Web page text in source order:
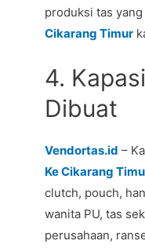
produksi tas
Cikarang Timur
4.
Dibuat
Vendortas.id –
Ke Cikarang
clutch, pouch,
wanita PU, tas
perusahaan,